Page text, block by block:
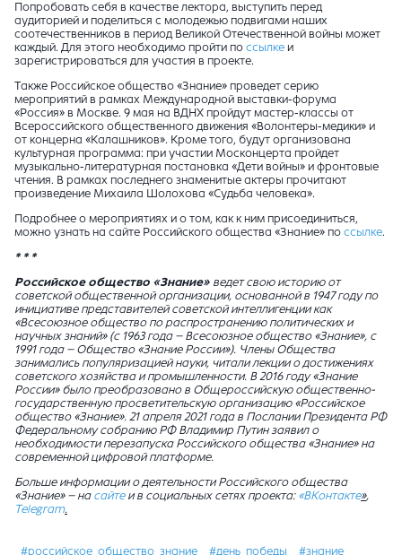
Попробовать себя в качестве лектора, выступить перед
аудиторией и поделиться с молодежью подвигами наших
соотечественников в период Великой Отечественной войны может
каждый. Для этого необходимо пройти по ссылке и
зарегистрироваться для участия в проекте.
Также Российское общество «Знание» проведет серию
мероприятий в рамках Международной выставки-форума
«Россия» в Москве. 9 мая на ВДНХ пройдут мастер-классы от
Всероссийского общественного движения «Волонтеры-медики» и
от концерна «Калашников». Кроме того, будут организована
культурная программа: при участии Москонцерта пройдет
музыкально-литературная постановка «Дети войны» и фронтовые
чтения. В рамках последнего знаменитые актеры прочитают
произведение Михаила Шолохова «Судьба человека».
Подробнее о мероприятиях и о том, как к ним присоединиться,
можно узнать на сайте Российского общества «Знание» по ссылке.
* * *
Российское общество «Знание» ведет свою историю от
советской общественной организации, основанной в 1947 году по
инициативе представителей советской интеллигенции как
«Всесоюзное общество по распространению политических и
научных знаний» (с 1963 года – Всесоюзное общество «Знание», с
1991 года – Общество «Знание России»). Члены Общества
занимались популяризацией науки, читали лекции о достижениях
советского хозяйства и промышленности. В 2016 году «Знание
России» было преобразовано в Общероссийскую общественно-
государственную просветительскую организацию «Российское
общество «Знание». 21 апреля 2021 года в Послании Президента РФ
Федеральному собранию РФ Владимир Путин заявил о
необходимости перезапуска Российского общества «Знание» на
современной цифровой платформе.
Больше информации о деятельности Российского общества
«Знание» – насайтеи в социальных сетях проекта:«ВКонтакте»,
Telegram.
#российское_общество_знание #день_победы #знание